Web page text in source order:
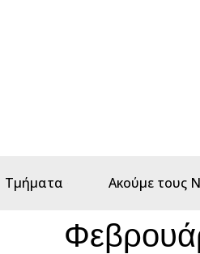
Τμήματα Ακούμε τους